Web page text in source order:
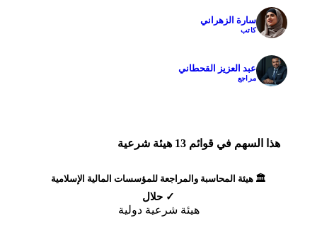
سارة الزهراني
كاتب
عبد العزيز القحطاني
مراجع
هذا السهم في قوائم 13 هيئة شرعية
🏛️ هيئة المحاسبة والمراجعة للمؤسسات المالية الإسلامية
✓ حلال
هيئة شرعية دولية